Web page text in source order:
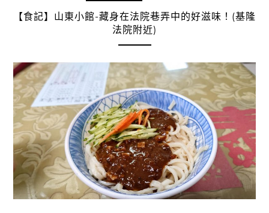
【食記】山東小館-藏身在法院巷弄中的好滋味！(基隆
法院附近)